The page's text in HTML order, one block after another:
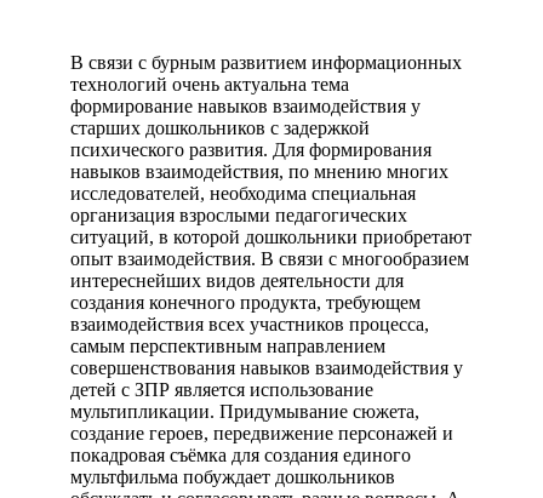
В связи с бурным развитием информационных
технологий очень актуальна тема
формирование навыков взаимодействия у
старших дошкольников с задержкой
психического развития. Для формирования
навыков взаимодействия, по мнению многих
исследователей, необходима специальная
организация взрослыми педагогических
ситуаций, в которой дошкольники приобретают
опыт взаимодействия. В связи с многообразием
интереснейших видов деятельности для
создания конечного продукта, требующем
взаимодействия всех участников процесса,
самым перспективным направлением
совершенствования навыков взаимодействия у
детей с ЗПР является использование
мультипликации. Придумывание сюжета,
создание героев, передвижение персонажей и
покадровая съёмка для создания единого
мультфильма побуждает дошкольников